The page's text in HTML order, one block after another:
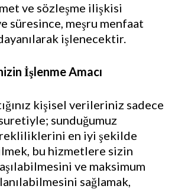
ve sözleşme ilişkisi
süresince, meşru menfaat
işlenecektir.
İşlenme Amacı
kişisel verileriniz sadece
sunduğumuz
en iyi şekilde
bu hizmetlere sizin
ve maksimum
sağlamak,